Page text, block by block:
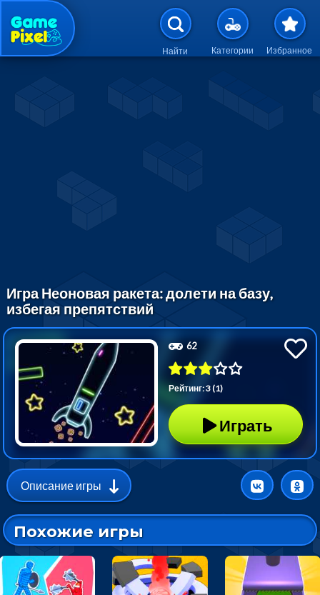
Перейти к основному
Найти Категории Избранное
Игра Неоновая ракета: долети на базу,
избегая препятствий
62
Рейтинг: 3 (1)
Играть
Описание игры
Похожие игры